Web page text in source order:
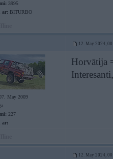
3995
ar: BITURBO
12. May 2024,
May 2009
227
ar:
Horvātija
12. May 2024,